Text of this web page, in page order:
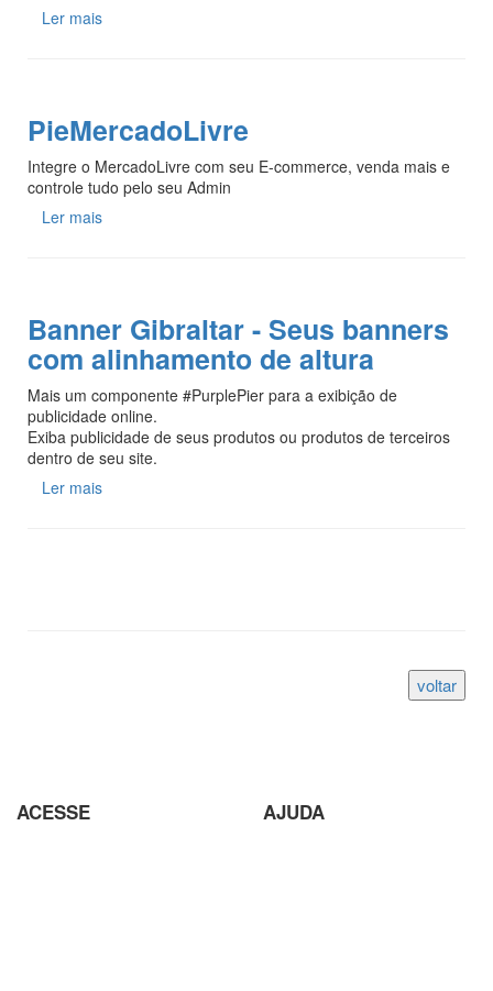
Ler mais
PieMercadoLivre
Integre o MercadoLivre com seu E-commerce, venda mais e
controle tudo pelo seu Admin
Ler mais
Banner Gibraltar - Seus banners
com alinhamento de altura
Mais um componente #PurplePier para a exibição de
publicidade online.
Exiba publicidade de seus produtos ou produtos de terceiros
dentro de seu site.
Ler mais
ACESSE AJUDA